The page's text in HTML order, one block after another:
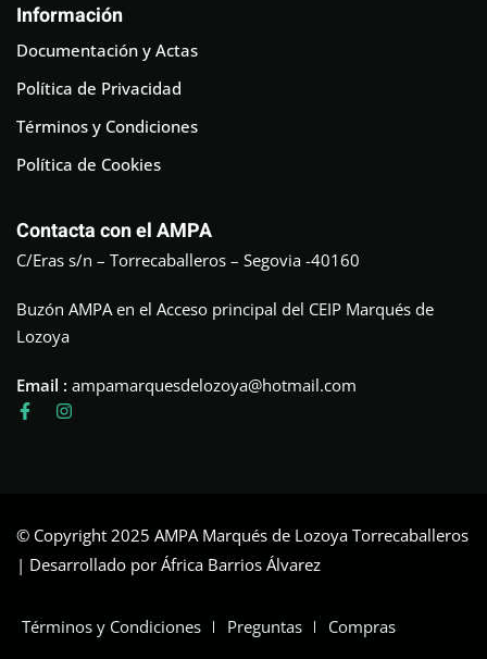
Información
Documentación y Actas
Política de Privacidad
Términos y Condiciones
Política de Cookies
Contacta con el AMPA
C/Eras s/n – Torrecaballeros – Segovia -40160
Buzón AMPA en el Acceso principal del CEIP Marqués de
Lozoya
Email : ampamarquesdelozoya@hotmail.com
© Copyright 2025 AMPA Marqués de Lozoya Torrecaballeros
| Desarrollado por África Barrios Álvarez
Términos y Condiciones Preguntas Compras